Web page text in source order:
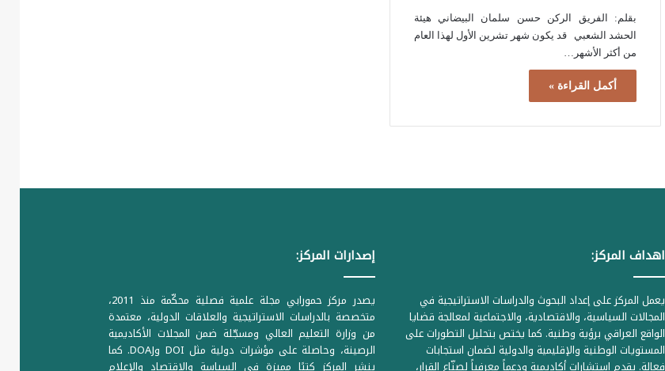
بقلم: الفريق الركن حسن سلمان البيضاني هيئة
الحشد الشعبي قد يكون شهر تشرين الأول لهذا العام
من أكثر الأشهر…
أكمل القراءة »
اهداف المركز:
يعمل المركز على إعداد البحوث والدراسات الاستراتيجية في
المجالات السياسية، والاقتصادية، والاجتماعية لمعالجة قضايا
الواقع العراقي برؤية وطنية. كما يختص بتحليل التطورات على
المستويات الوطنية والإقليمية والدولية لضمان استجابات
فعالة. يقدم استشارات أكاديمية ودعماً معرفياً لصنّاع القرار،
إصدارات المركز:
يصدر مركز حمورابي مجلة علمية فصلية محكّمة منذ 2011،
متخصصة بالدراسات الاستراتيجية والعلاقات الدولية، معتمدة
من وزارة التعليم العالي ومسجّلة ضمن المجلات الأكاديمية
الرصينة، وحاصلة على مؤشرات دولية مثل DOI وDOAJ. كما
ينشر المركز كتبًا مميزة في السياسة والاقتصاد والإعلام